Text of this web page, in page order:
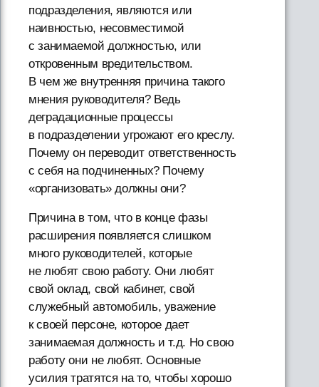
подразделения, являются или
наивностью, несовместимой
с занимаемой должностью, или
откровенным вредительством.
В чем же внутренняя причина такого
мнения руководителя? Ведь
деградационные процессы
в подразделении угрожают его креслу.
Почему он переводит ответственность
с себя на подчиненных? Почему
«организовать» должны они?
Причина в том, что в конце фазы
расширения появляется слишком
много руководителей, которые
не любят свою работу. Они любят
свой оклад, свой кабинет, свой
служебный автомобиль, уважение
к своей персоне, которое дает
занимаемая должность и т.д. Но свою
работу они не любят. Основные
усилия тратятся на то, чтобы хорошо